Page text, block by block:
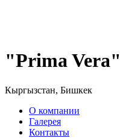
"Prima Vera"
Кыргызстан, Бишкек
О компании
Галерея
Контакты